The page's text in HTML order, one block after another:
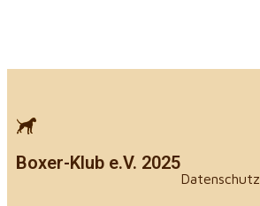
Boxer-Klub e.V. 2025
Datenschutz